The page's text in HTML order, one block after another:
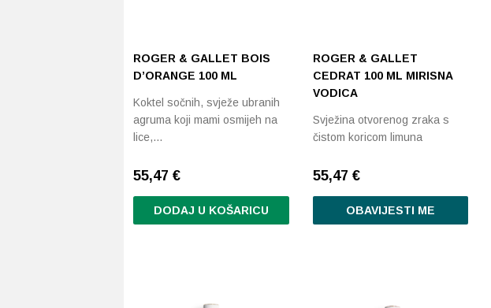
ROGER & GALLET BOIS
D’ORANGE 100 ML
Koktel sočnih, svježe ubranih
agruma koji mami osmijeh na
lice,…
55,47 €
DODAJ U KOŠARICU
ROGER & GALLET
CEDRAT 100 ML MIRISNA
VODICA
Svježina otvorenog zraka s
čistom koricom limuna
55,47 €
OBAVIJESTI ME